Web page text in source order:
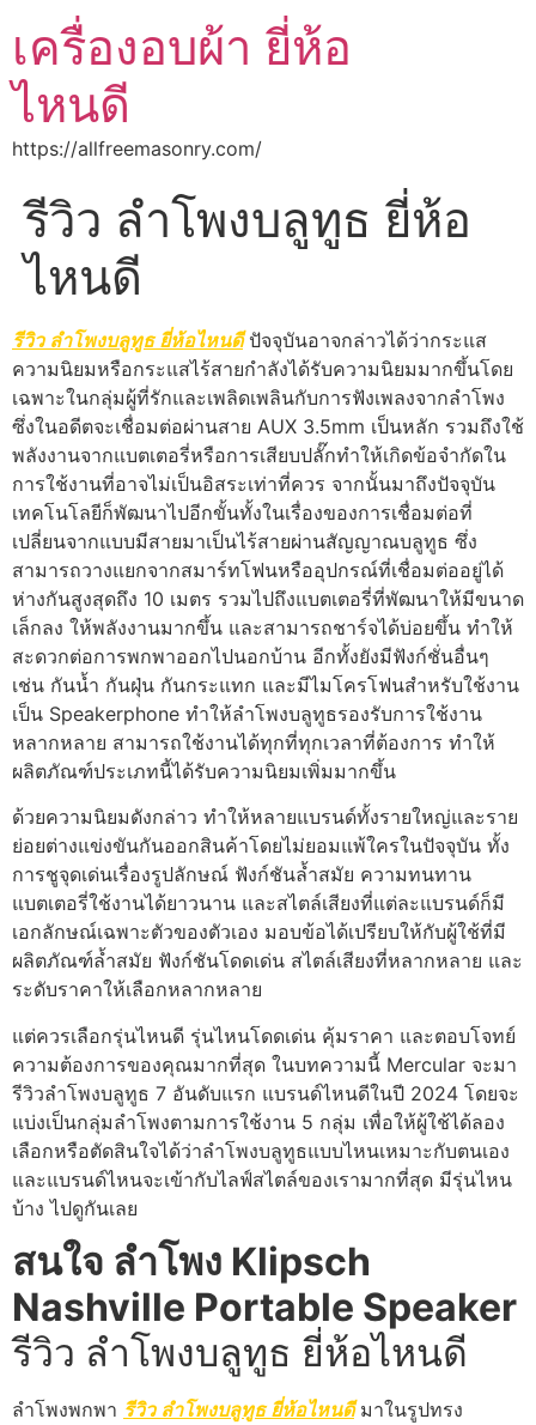
เครื่องอบผ้า ยี่ห้อ
ไหนดี
https://allfreemasonry.com/
รีวิว ลำโพงบลูทูธ ยี่ห้อ
ไหนดี
รีวิว ลำโพงบลูทูธ ยี่ห้อไหนดีปัจจุบันอาจกล่าวได้ว่ากระแส
ความนิยมหรือกระแสไร้สายกำลังได้รับความนิยมมากขึ้นโดย
เฉพาะในกลุ่มผู้ที่รักและเพลิดเพลินกับการฟังเพลงจากลำโพง
ซึ่งในอดีตจะเชื่อมต่อผ่านสาย AUX 3.5mm เป็นหลัก รวมถึงใช้
พลังงานจากแบตเตอรี่หรือการเสียบปลั๊กทำให้เกิดข้อจำกัดใน
การใช้งานที่อาจไม่เป็นอิสระเท่าที่ควร จากนั้นมาถึงปัจจุบัน
เทคโนโลยีก็พัฒนาไปอีกขั้นทั้งในเรื่องของการเชื่อมต่อที่
เปลี่ยนจากแบบมีสายมาเป็นไร้สายผ่านสัญญาณบลูทูธ ซึ่ง
สามารถวางแยกจากสมาร์ทโฟนหรืออุปกรณ์ที่เชื่อมต่ออยู่ได้
ห่างกันสูงสุดถึง 10 เมตร รวมไปถึงแบตเตอรี่ที่พัฒนาให้มีขนาด
เล็กลง ให้พลังงานมากขึ้น และสามารถชาร์จได้บ่อยขึ้น ทำให้
สะดวกต่อการพกพาออกไปนอกบ้าน อีกทั้งยังมีฟังก์ชั่นอื่นๆ
เช่น กันน้ำ กันฝุ่น กันกระแทก และมีไมโครโฟนสำหรับใช้งาน
เป็น Speakerphone ทำให้ลำโพงบลูทูธรองรับการใช้งาน
หลากหลาย สามารถใช้งานได้ทุกที่ทุกเวลาที่ต้องการ ทำให้
ผลิตภัณฑ์ประเภทนี้ได้รับความนิยมเพิ่มมากขึ้น
ด้วยความนิยมดังกล่าว ทำให้หลายแบรนด์ทั้งรายใหญ่และราย
ย่อยต่างแข่งขันกันออกสินค้าโดยไม่ยอมแพ้ใครในปัจจุบัน ทั้ง
การชูจุดเด่นเรื่องรูปลักษณ์ ฟังก์ชันล้ำสมัย ความทนทาน
แบตเตอรี่ใช้งานได้ยาวนาน และสไตล์เสียงที่แต่ละแบรนด์ก็มี
เอกลักษณ์เฉพาะตัวของตัวเอง มอบข้อได้เปรียบให้กับผู้ใช้ที่มี
ผลิตภัณฑ์ล้ำสมัย ฟังก์ชันโดดเด่น สไตล์เสียงที่หลากหลาย และ
ระดับราคาให้เลือกหลากหลาย
แต่ควรเลือกรุ่นไหนดี รุ่นไหนโดดเด่น คุ้มราคา และตอบโจทย์
ความต้องการของคุณมากที่สุด ในบทความนี้ Mercular จะมา
รีวิวลำโพงบลูทูธ 7 อันดับแรก แบรนด์ไหนดีในปี 2024 โดยจะ
แบ่งเป็นกลุ่มลำโพงตามการใช้งาน 5 กลุ่ม เพื่อให้ผู้ใช้ได้ลอง
เลือกหรือตัดสินใจได้ว่าลำโพงบลูทูธแบบไหนเหมาะกับตนเอง
และแบรนด์ไหนจะเข้ากับไลฟ์สไตล์ของเรามากที่สุด มีรุ่นไหน
บ้าง ไปดูกันเลย
สนใจ ลำโพง Klipsch
Nashville Portable Speaker
รีวิว ลำโพงบลูทูธ ยี่ห้อไหนดี
ลำโพงพกพา รีวิว ลำโพงบลูทูธ ยี่ห้อไหนดีมาในรูปทรง